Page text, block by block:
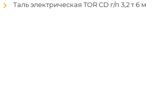
Таль электрическая TOR CD г/п 3,2 т 6 м